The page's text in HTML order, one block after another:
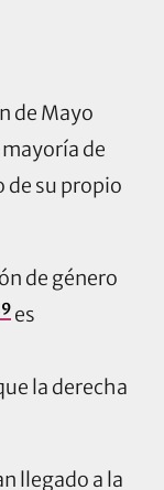
de Mayo
de
su propio
de género
es
la derecha
llegado a la